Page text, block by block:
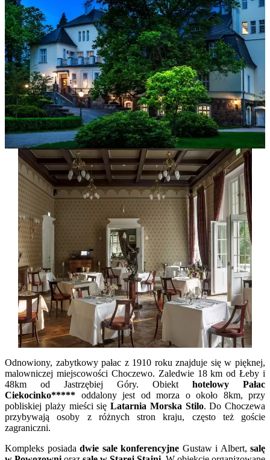
Odnowiony, zabytkowy pałac z 1910 roku znajduje się w pięknej,
malowniczej miejscowości Choczewo. Zaledwie 18 km od Łeby i
48km od Jastrzębiej Góry. Obiekt hotelowy Pałac
Ciekocinko***** oddalony jest od morza o około 8km, przy
pobliskiej plaży mieści się Latarnia Morska Stilo. Do Choczewa
przybywają osoby z różnych stron kraju, często też goście
zagraniczni.
Kompleks posiada dwie sale konferencyjne Gustaw i Albert, salę